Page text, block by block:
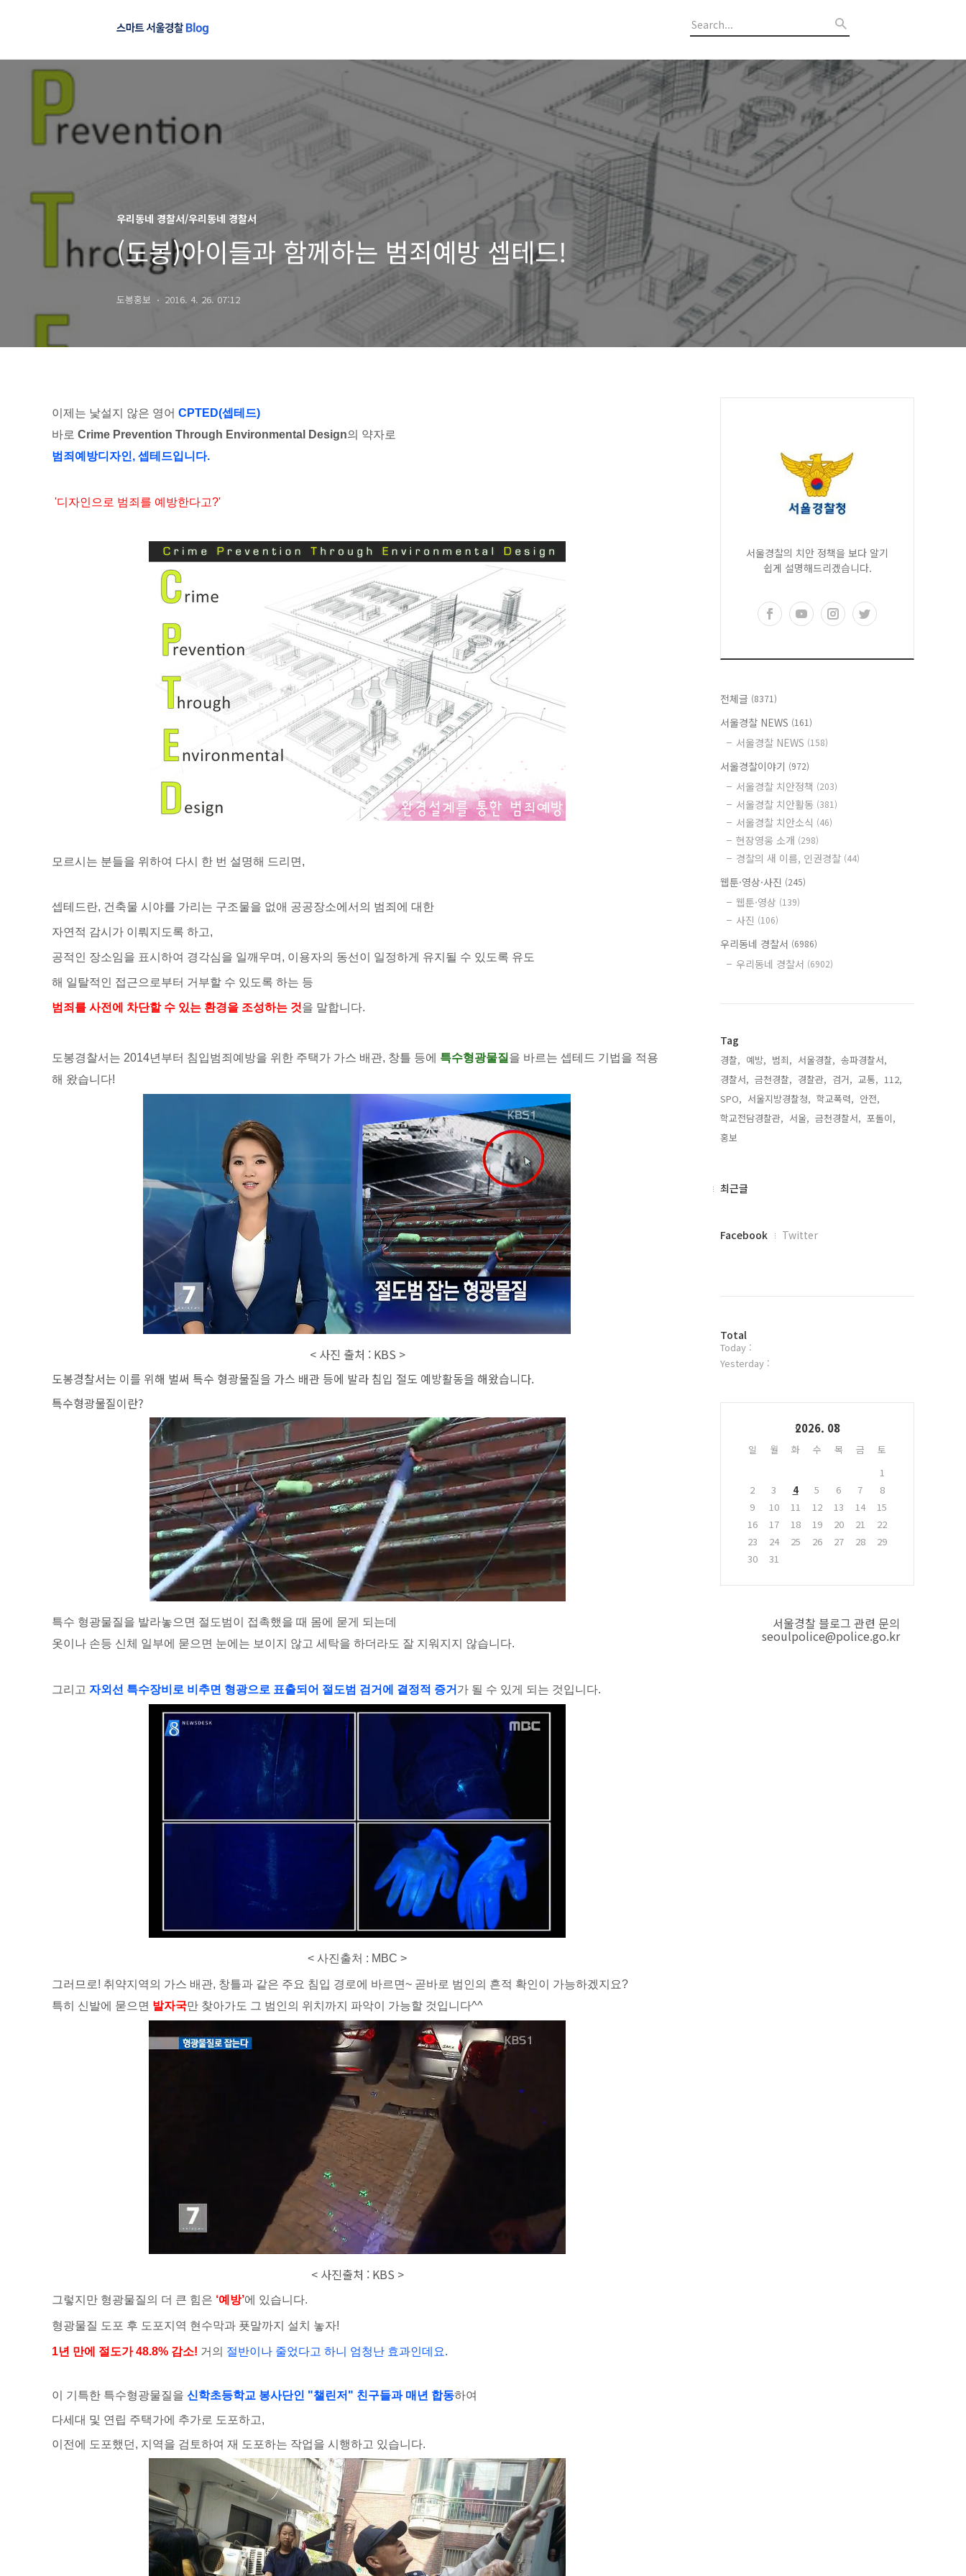
우리동네 경찰서/우리동네 경찰서
(도봉)아이들과 함께하는 범죄예방 셉테드!
도봉홍보 2016. 4. 26. 07:12
이제는 낯설지 않은 영어 CPTED(셉테드)
바로 Crime Prevention Through Environmental Design의 약자로
범죄예방디자인, 셉테드입니다.
'디자인으로 범죄를 예방한다고?'
모르시는 분들을 위하여 다시 한 번 설명해 드리면,
셉테드란, 건축물 시야를 가리는 구조물을 없애 공공장소에서의 범죄에 대한
자연적 감시가 이뤄지도록 하고,
공적인 장소임을 표시하여 경각심을 일깨우며, 이용자의 동선이 일정하게 유지될 수 있도록 유도
해 일탈적인 접근으로부터 거부할 수 있도록 하는 등
범죄를 사전에 차단할 수 있는 환경을 조성하는 것을 말합니다.
도봉경찰서는 2014년부터 침입범죄예방을 위한 주택가 가스 배관, 창틀 등에 특수형광물질 을 바르는 셉테드 기법을 적용
해 왔습니다!
< 사진 출처 : KBS >
도봉경찰서는 이를 위해 벌써 특수 형광물질을 가스 배관 등에 발라 침입 절도 예방활동을 해왔습니다.
특수형광물질이란?
특수 형광물질을 발라놓으면 절도범이 접촉했을 때 몸에 묻게 되는데
옷이나 손등 신체 일부에 묻으면 눈에는 보이지 않고 세탁을 하더라도 잘 지워지지 않습니다.
그리고 자외선 특수장비로 비추면 형광으로 표출되어 절도범 검거에 결정적 증거 가 될 수 있게 되는 것입니다.
< 사진출처 : MBC >
그러므로! 취약지역의 가스 배관, 창틀과 같은 주요 침입 경로에 바르면~ 곧바로 범인의 흔적 확인이 가능하겠지요?
특히 신발에 묻으면 발자국만 찾아가도 그 범인의 위치까지 파악이 가능할 것입니다^^
< 사진출처 : KBS >
그렇지만 형광물질의 더 큰 힘은 ‘예방’에 있습니다.
형광물질 도포 후 도포지역 현수막과 푯말까지 설치 놓자!
1년 만에 절도가 48.8% 감소! 거의 절반이나 줄었다고 하니 엄청난 효과인데요.
이 기특한 특수형광물질을 신학초등학교 봉사단인 "챌린저" 친구들과 매년 합동하여
다세대 및 연립 주택가에 추가로 도포하고,
이전에 도포했던, 지역을 검토하여 재 도포하는 작업을 시행하고 있습니다.
서울경찰의 치안 정책을 보다 알기
쉽게 설명해드리겠습니다.
전체글 (8371)
서울경찰 NEWS (161)
서울경찰 NEWS (158)
서울경찰이야기 (972)
서울경찰 치안정책 (203)
서울경찰 치안활동 (381)
서울경찰 치안소식 (46)
현장영웅 소개 (298)
경찰의 새 이름, 인권경찰 (44)
웹툰·영상·사진 (245)
웹툰·영상 (139)
사진 (106)
우리동네 경찰서 (6986)
우리동네 경찰서 (6902)
Tag
경찰, 예방, 범죄, 서울경찰, 송파경찰서,
경찰서, 금천경찰, 경찰관, 검거, 교통, 112,
SPO, 서울지방경찰청, 학교폭력, 안전,
학교전담경찰관, 서울, 금천경찰서, 포돌이,
홍보,
최
최근글
페
플
러
그
Facebook Twitter
방
문
자
Total
Today :
Yesterday :
2026. 08
일 월 화 수 목 금
토
1
2
3 4 5 6 7
8
9
10 11 12 13 14
15
16
17 18 19 20 21
22
23
24 25 26 27 28
29
30
31
서울경찰 블로그 관련 문의
seoulpolice@police.go.kr